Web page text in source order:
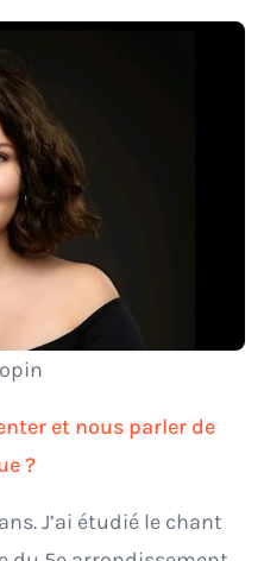
et nous parler de
?
J’ai étudié le chant